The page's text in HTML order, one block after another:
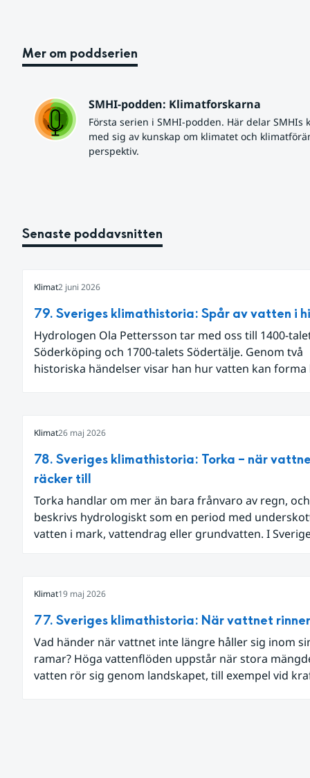
Mer om poddserien
SMHI-podden: Klimatforskarna
Första serien i SMHI-podden. Här delar
med sig av kunskap om klimatet och
perspektiv.
Senaste poddavsnitten
Klimat2 juni 2026
79. Sveriges klimathistoria: Spår av vatten i
Hydrologen Ola Pettersson tar med oss till 1400-
Söderköping och 1700-talets Södertälje. Genom två
historiska händelser visar han hur vatten kan forma
Klimat26 maj 2026
78. Sveriges klimathistoria: Torka – när
räcker till
Torka handlar om mer än bara frånvaro av regn, och
beskrivs hydrologiskt som en period med
vatten i mark, vattendrag eller grundvatten. I
Klimat19 maj 2026
77. Sveriges klimathistoria: När vattnet
Vad händer när vattnet inte längre håller sig inom
ramar? Höga vattenflöden uppstår när stora
vatten rör sig genom landskapet, till exempel vid